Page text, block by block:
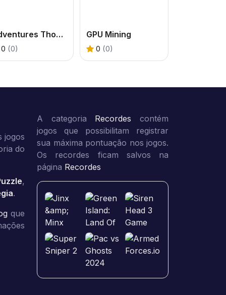
Adventures Thomas: Draw and Erase
0 (0)
GPU Mining
0 (0)
jogos
do
,
.
que
A categoria Recordes contém
jogos que possibilitam registrar
sua máxima pontuação nos jogos.
Os recordes ficam salvos na
página Recordes